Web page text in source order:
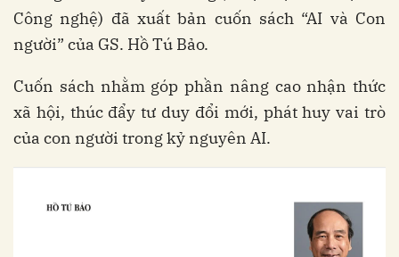
Công nghệ) đã xuất bản cuốn sách “AI và Con
người” của GS. Hồ Tú Bảo.
Cuốn sách nhằm góp phần nâng cao nhận thức
xã hội, thúc đẩy tư duy đổi mới, phát huy vai trò
của con người trong kỷ nguyên AI.